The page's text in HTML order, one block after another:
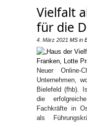
Vielfalt
für die
4. März 2021 MS in
Neuer
Unternehmen,
Bielefeld (fhb).
die
Fachkräfte in
als